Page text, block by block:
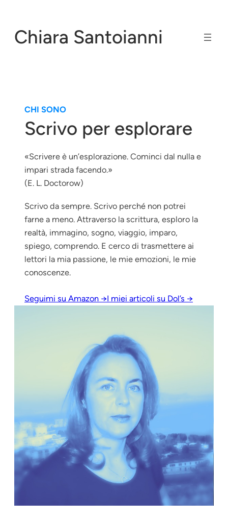
contenuto
Chiara Santoianni
CHI SONO
Scrivo per esplorare
«Scrivere è un’esplorazione. Cominci dal nulla e
impari strada facendo.»
(E. L. Doctorow)
Scrivo da sempre. Scrivo perché non potrei
farne a meno. Attraverso la scrittura, esploro la
realtà, immagino, sogno, viaggio, imparo,
spiego, comprendo. E cerco di trasmettere ai
lettori la mia passione, le mie emozioni, le mie
conoscenze.
Seguimi su Amazon →I miei articoli su Dol’s →